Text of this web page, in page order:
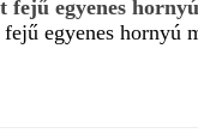
fejű egyenes
egyenes hornyú